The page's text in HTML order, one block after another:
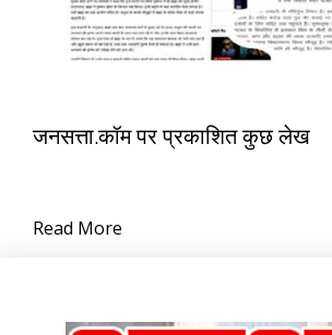
जनसत्ता.कॉम पर प्रकाशित कुछ लेख
Read More